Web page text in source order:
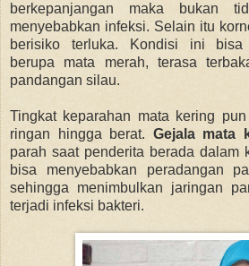
berkepanjangan maka bukan
menyebabkan infeksi. Selain itu
berisiko terluka. Kondisi ini bisa
berupa mata merah, terasa
pandangan silau.
Tingkat keparahan mata kering
ringan hingga berat. Gejala mata
parah saat penderita berada dalam
bisa menyebabkan peradangan
sehingga menimbulkan jaringan
terjadi infeksi bakteri.